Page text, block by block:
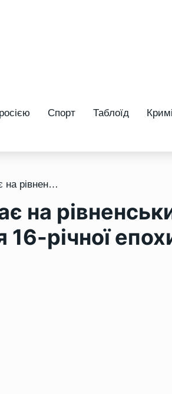
Спорт Таблоїд
/ «Кардинал» йде: що чекає на рівненський футзал після завершення 16-річної епохи
на
річної